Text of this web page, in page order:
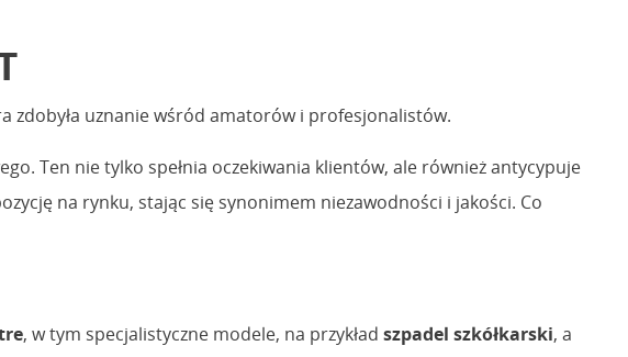
zdobyła uznanie wśród amatorów i profesjonalistów.
Ten nie tylko spełnia oczekiwania klientów, ale również antycypuje
na rynku, stając się synonimem niezawodności i jakości. Co
, w tym specjalistyczne modele, na przykład szpadel szkółkarski, a